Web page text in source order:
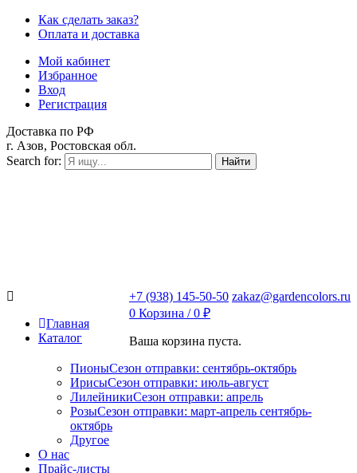
Как сделать заказ?
Оплата и доставка
Мой кабинет
Избранное
Вход
Регистрация
Доставка по РФ
г. Азов, Ростовская обл.
Search for:
Найти
+7 (938) 145-50-50 zakaz@gardencolors.ru
0 Корзина /0 ₽
Ваша корзина пуста.
Главная
Каталог
ПионыСезон отправки: сентябрь-октябрь
ИрисыСезон отправки: июль-август
ЛилейникиСезон отправки: апрель
РозыСезон отправки: март-апрель сентябрь-
октябрь
Другое
О нас
Прайс-листы